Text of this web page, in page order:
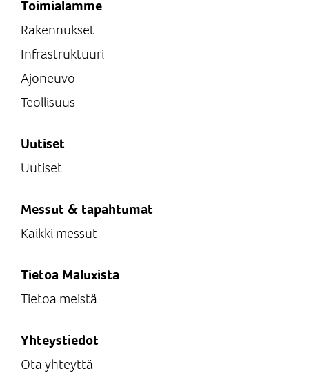
Toimialamme
Rakennukset
Infrastruktuuri
Ajoneuvo
Teollisuus
Uutiset
Uutiset
Messut & tapahtumat
Kaikki messut
Tietoa Maluxista
Tietoa meistä
Yhteystiedot
Ota yhteyttä